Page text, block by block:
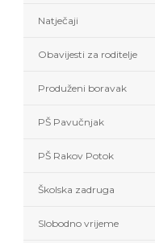
Natječaji
Obavijesti za roditelje
Produženi boravak
PŠ Pavučnjak
PŠ Rakov Potok
Školska zadruga
Slobodno vrijeme